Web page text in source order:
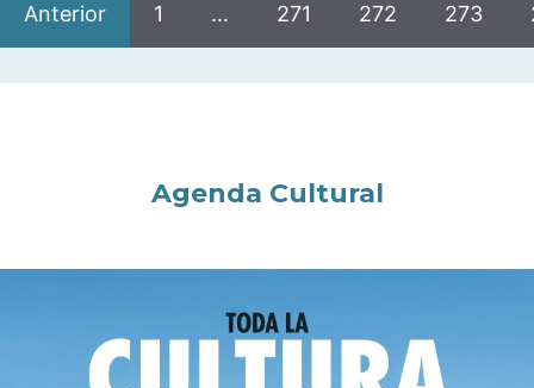
Anterior 1 … 271 272 273
Agenda Cultural